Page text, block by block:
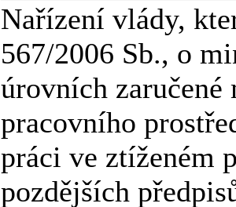
Nařízení vlády,
567/2006 Sb., o
úrovních zaručené
pracovního
práci ve ztíženém
pozdějších